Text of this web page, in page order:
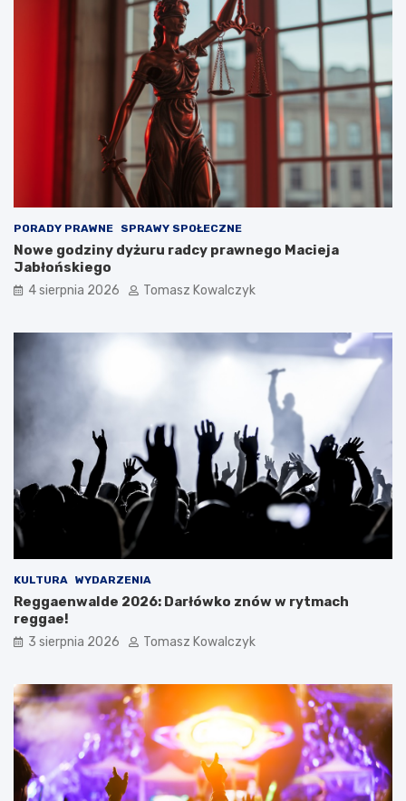
PORADY PRAWNE SPRAWY SPOŁECZNE
Nowe godziny dyżuru radcy prawnego Macieja
Jabłońskiego
4 sierpnia 2026 Tomasz Kowalczyk
KULTURA WYDARZENIA
Reggaenwalde 2026: Darłówko znów w rytmach
reggae!
3 sierpnia 2026 Tomasz Kowalczyk